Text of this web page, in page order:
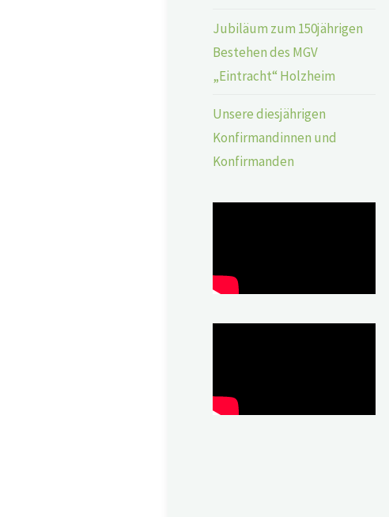
Jubiläum zum 150jährigen
Bestehen des MGV
„Eintracht“ Holzheim
Unsere diesjährigen
Konfirmandinnen und
Konfirmanden